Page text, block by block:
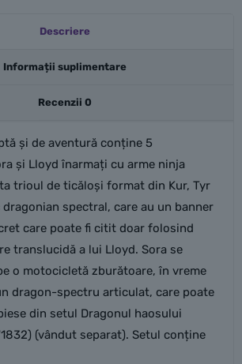
Descriere
Informații suplimentare
Recenzii 0
și de aventură conține 5
și Lloyd înarmați cu arme ninja
trioul de ticăloși format din Kur, Tyr
spectral, care au un banner
care poate fi citit doar folosind
translucidă a lui Lloyd. Sora se
o motocicletă zburătoare, în vreme
dragon-spectru articulat, care poate
din setul Dragonul haosului
(vândut separat). Setul conține